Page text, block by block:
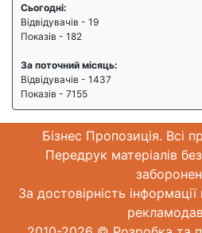
Сьогодні:
Відвідувачів - 19
Показів - 182
За поточний місяць:
Відвідувачів - 1437
Показів - 7155
Бізнес Пропозиція. Всі
Передрук матеріалів
За достовірність інформації